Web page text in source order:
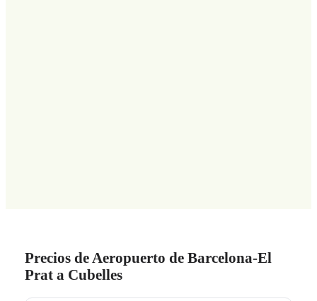
Precios de Aeropuerto de Barcelona-El
Prat a Cubelles